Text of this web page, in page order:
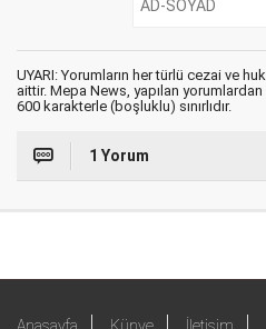
UYARI: Yorumların her türlü cezai ve
aittir. Mepa News, yapılan
600 karakterle (boşluklu) sınırlıdır.
1 Yorum